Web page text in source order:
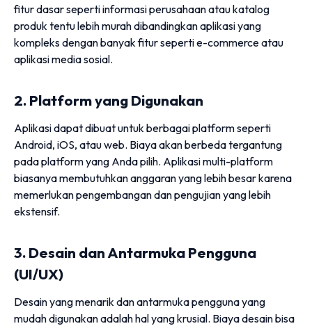
fitur dasar seperti informasi perusahaan atau katalog
produk tentu lebih murah dibandingkan aplikasi yang
kompleks dengan banyak fitur seperti e-commerce atau
aplikasi media sosial.
2. Platform yang Digunakan
Aplikasi dapat dibuat untuk berbagai platform seperti
Android, iOS, atau web. Biaya akan berbeda tergantung
pada platform yang Anda pilih. Aplikasi multi-platform
biasanya membutuhkan anggaran yang lebih besar karena
memerlukan pengembangan dan pengujian yang lebih
ekstensif.
3. Desain dan Antarmuka Pengguna
(UI/UX)
Desain yang menarik dan antarmuka pengguna yang
mudah digunakan adalah hal yang krusial. Biaya desain bisa